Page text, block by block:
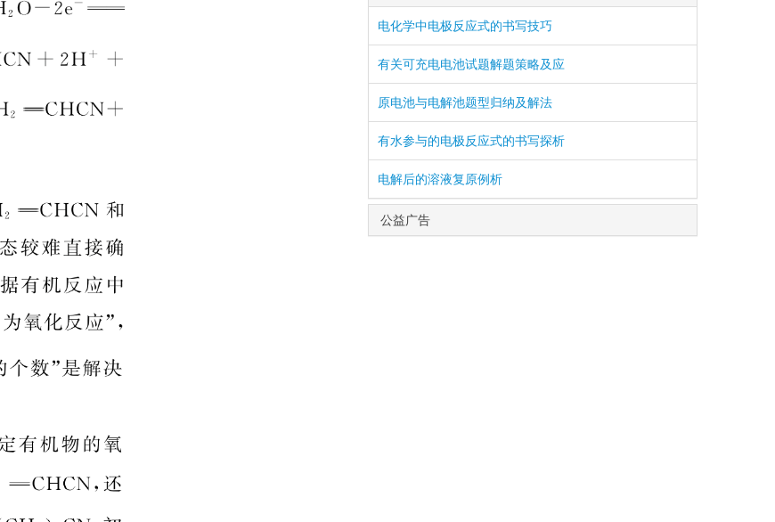
电化学中电极反应式的书写技巧
有关可充电电池试题解题策略及应
原电池与电解池题型归纳及解法
有水参与的电极反应式的书写探析
电解后的溶液复原例析
公益广告